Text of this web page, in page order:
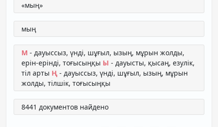
«мың»
мың
М - дауыссыз, үнді, шұғыл, ызың, мұрын жолды,
ерін-ерінді, тоғысыңқы Ы - дауысты, қысаң, езулік,
тіл арты Ң - дауыссыз, үнді, шұғыл, ызың, мұрын
жолды, тілшік, тоғысыңқы
8441 документов найдено